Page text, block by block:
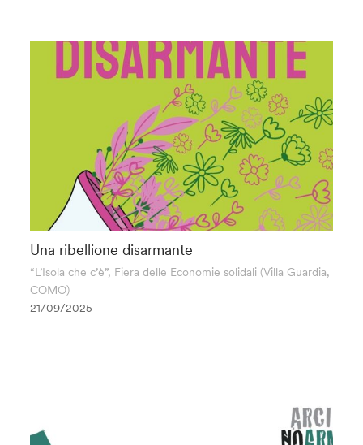
Una ribellione disarmante
“L’Isola che c’è”, Fiera delle Economie solidali (Villa Guardia,
COMO)
21/09/2025